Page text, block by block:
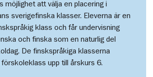
möjlighet att välja en placering i
sverigefinska klasser. Eleverna är en
klass och får undervisning
och finska som en naturlig del
De finskspråkiga klasserna
upp till årskurs 6.